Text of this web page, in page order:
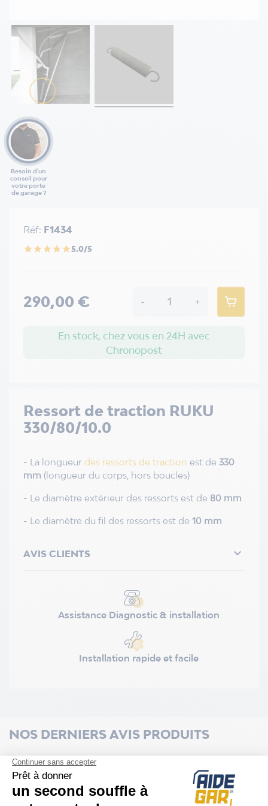
Besoin d'un
conseil pour
votre porte
de garage ?
Ressort de traction RUKU
330/80/10.0
- La longueur des ressorts de traction est de 330
mm (longueur du corps, hors boucles)
- Le diamètre extérieur des ressorts est de 80 mm
- Le diamètre du fil des ressorts est de 10 mm
AVIS CLIENTS 
Assistance Diagnostic & installation
Installation rapide et facile
Réf: F1434
star star star star star5.0/5
290,00 € - +
En stock, chez vous en 24H avec
Chronopost
NOS DERNIERS AVIS PRODUITS